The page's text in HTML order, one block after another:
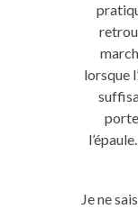
lorsque l’
l’épaule.
Je ne